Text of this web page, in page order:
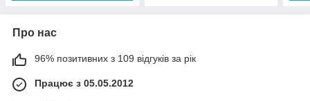
Про нас
96% позитивних з 109 відгуків за рік
Працює з 05.05.2012